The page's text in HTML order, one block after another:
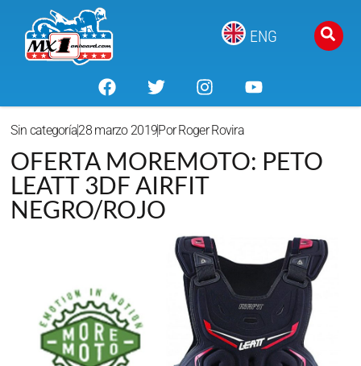
ENG
Sin categoría28 marzo 2019PorRoger Rovira
OFERTA MOREMOTO: PETO
LEATT 3DF AIRFIT
NEGRO/ROJO